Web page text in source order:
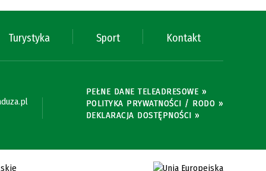
Turystyka Sport Kontakt
PEŁNE DANE TELEADRESOWE »
POLITYKA PRYWATNOŚCI / RODO »
DEKLARACJA DOSTĘPNOŚCI »